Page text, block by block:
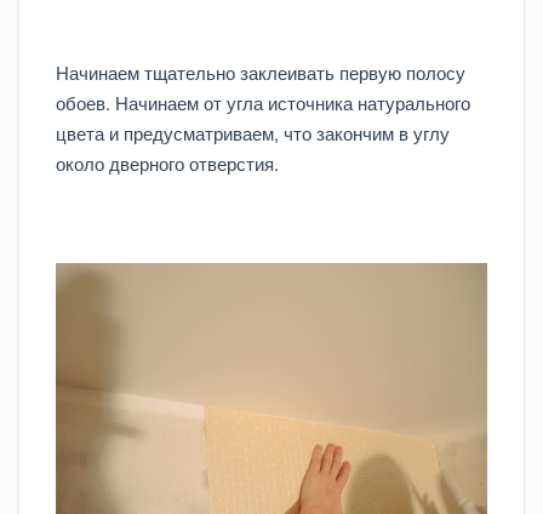
Начинаем тщательно заклеивать первую полосу
обоев. Начинаем от угла источника натурального
цвета и предусматриваем, что закончим в углу
около дверного отверстия.